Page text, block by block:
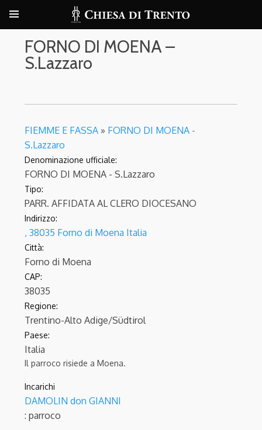
FORNO DI MOENA –
S.Lazzaro
FIEMME E FASSA » FORNO DI MOENA -
S.Lazzaro
Denominazione ufficiale:
FORNO DI MOENA - S.Lazzaro
Tipo:
PARR. AFFIDATA AL CLERO DIOCESANO
Indirizzo:
, 38035 Forno di Moena Italia
Città:
Forno di Moena
CAP:
38035
Regione:
Trentino-Alto Adige/Südtirol
Paese:
Italia
Il parroco risiede a Moena.
Incarichi
DAMOLIN don GIANNI
: parroco